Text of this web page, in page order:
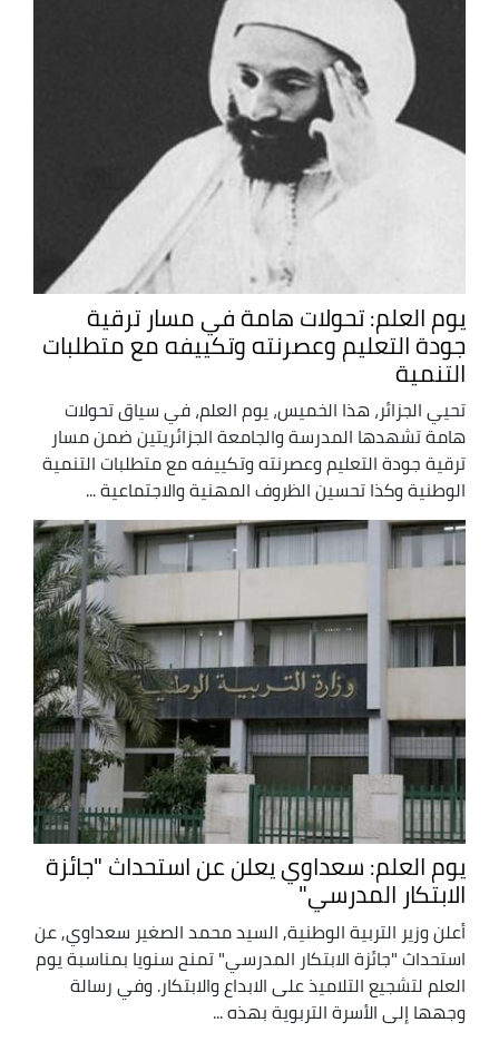
يوم العلم: تحولات هامة في مسار ترقية
جودة التعليم وعصرنته وتكييفه مع متطلبات
التنمية
تحيي الجزائر، هذا الخميس، يوم العلم، في سياق تحولات
هامة تشهدها المدرسة والجامعة الجزائريتين ضمن مسار
ترقية جودة التعليم وعصرنته وتكييفه مع متطلبات التنمية
الوطنية وكذا تحسين الظروف المهنية والاجتماعية ...
يوم العلم: سعداوي يعلن عن استحداث "جائزة
الابتكار المدرسي"
أعلن وزير التربية الوطنية, السيد محمد الصغير سعداوي, عن
استحداث "جائزة الابتكار المدرسي" تمنح سنويا بمناسبة يوم
العلم لتشجيع التلاميذ على الابداع والابتكار. وفي رسالة
وجهها إلى الأسرة التربوية بهذه ...